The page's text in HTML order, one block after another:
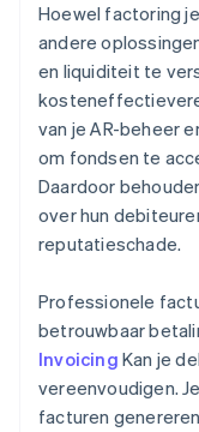
Hoewel factoring
andere
en liquiditeit te
van je AR-beheer
om fondsen te
Daardoor
over hun
reputatieschade.
Professionele
betrouwbaar
Invoicing Kan je
vereenvoudigen.
facturen